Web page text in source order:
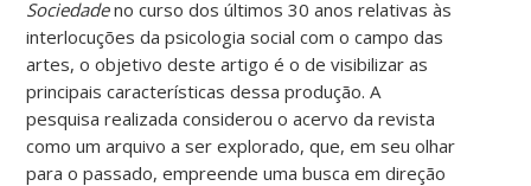
Sociedadeno curso dos últimos 30 anos relativas às
interlocuções da psicologia social com o campo das
artes, o objetivo deste artigo é o de visibilizar as
principais características dessa produção. A
pesquisa realizada considerou o acervo da revista
como um arquivo a ser explorado, que, em seu olhar
para o passado, empreende uma busca em direção